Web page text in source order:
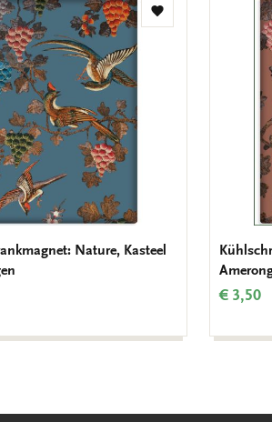
Zur
Nature, Kasteel
€ 3,50